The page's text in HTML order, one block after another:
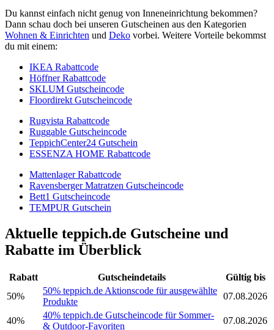
Du kannst einfach nicht genug von Inneneinrichtung bekommen?
Dann schau doch bei unseren Gutscheinen aus den Kategorien
Wohnen & Einrichten und Deko vorbei. Weitere Vorteile bekommst
du mit einem:
IKEA Rabattcode
Höffner Rabattcode
SKLUM Gutscheincode
Floordirekt Gutscheincode
Rugvista Rabattcode
Ruggable Gutscheincode
TeppichCenter24 Gutschein
ESSENZA HOME Rabattcode
Mattenlager Rabattcode
Ravensberger Matratzen Gutscheincode
Bett1 Gutscheincode
TEMPUR Gutschein
Aktuelle teppich.de Gutscheine und
Rabatte im Überblick
Rabatt Gutscheindetails
Gültig bis
50%
50% teppich.de Aktionscode für ausgewählte
Produkte
07.08.2026
40%
40% teppich.de Gutscheincode für Sommer-
& Outdoor-Favoriten
07.08.2026